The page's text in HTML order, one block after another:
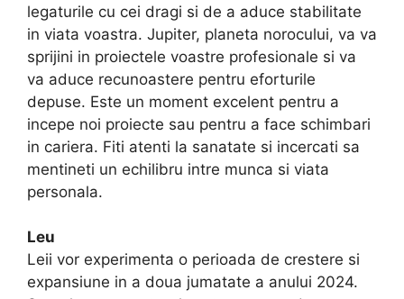
legaturile cu cei dragi si de a aduce stabilitate
in viata voastra. Jupiter, planeta norocului, va va
sprijini in proiectele voastre profesionale si va
va aduce recunoastere pentru eforturile
depuse. Este un moment excelent pentru a
incepe noi proiecte sau pentru a face schimbari
in cariera. Fiti atenti la sanatate si incercati sa
mentineti un echilibru intre munca si viata
personala.
Leu
Leii vor experimenta o perioada de crestere si
expansiune in a doua jumatate a anului 2024.